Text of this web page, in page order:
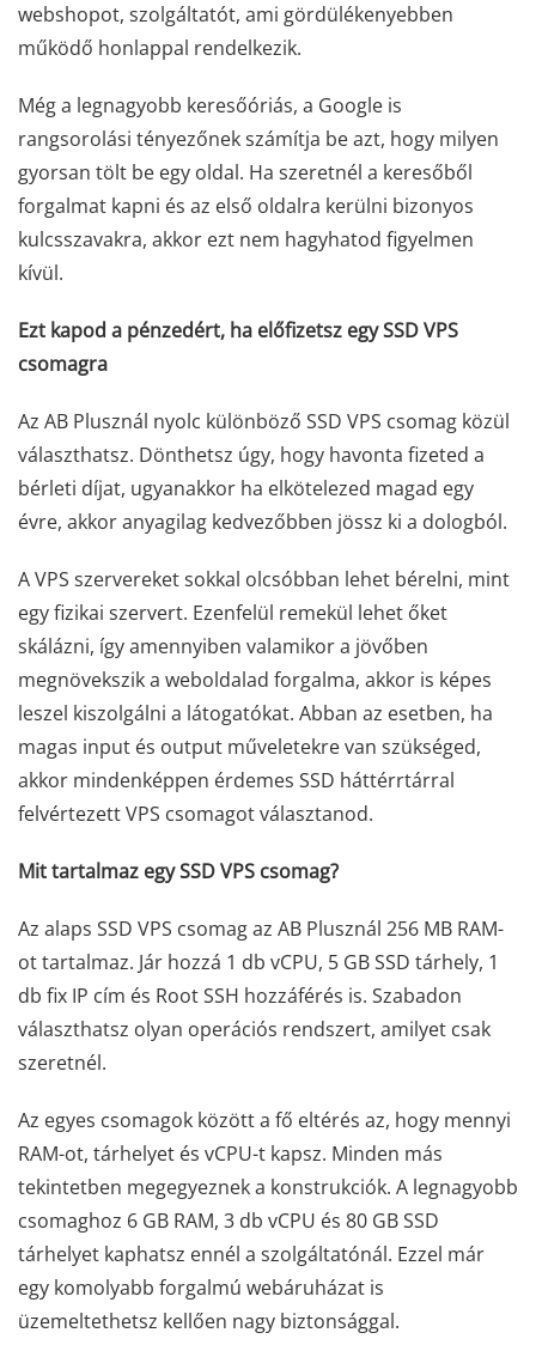
webshopot, szolgáltatót, ami gördülékenyebben
működő honlappal rendelkezik.
Még a legnagyobb keresőóriás, a Google is
rangsorolási tényezőnek számítja be azt, hogy milyen
gyorsan tölt be egy oldal. Ha szeretnél a keresőből
forgalmat kapni és az első oldalra kerülni bizonyos
kulcsszavakra, akkor ezt nem hagyhatod figyelmen
kívül.
Ezt kapod a pénzedért, ha előfizetsz egy SSD VPS
csomagra
Az AB Plusznál nyolc különböző SSD VPS csomag közül
választhatsz. Dönthetsz úgy, hogy havonta fizeted a
bérleti díjat, ugyanakkor ha elkötelezed magad egy
évre, akkor anyagilag kedvezőbben jössz ki a dologból.
A VPS szervereket sokkal olcsóbban lehet bérelni, mint
egy fizikai szervert. Ezenfelül remekül lehet őket
skálázni, így amennyiben valamikor a jövőben
megnövekszik a weboldalad forgalma, akkor is képes
leszel kiszolgálni a látogatókat. Abban az esetben, ha
magas input és output műveletekre van szükséged,
akkor mindenképpen érdemes SSD háttérrtárral
felvértezett VPS csomagot választanod.
Mit tartalmaz egy SSD VPS csomag?
Az alaps SSD VPS csomag az AB Plusznál 256 MB RAM-
ot tartalmaz. Jár hozzá 1 db vCPU, 5 GB SSD tárhely, 1
db fix IP cím és Root SSH hozzáférés is. Szabadon
választhatsz olyan operációs rendszert, amilyet csak
szeretnél.
Az egyes csomagok között a fő eltérés az, hogy mennyi
RAM-ot, tárhelyet és vCPU-t kapsz. Minden más
tekintetben megegyeznek a konstrukciók. A legnagyobb
csomaghoz 6 GB RAM, 3 db vCPU és 80 GB SSD
tárhelyet kaphatsz ennél a szolgáltatónál. Ezzel már
egy komolyabb forgalmú webáruházat is
üzemeltethetsz kellően nagy biztonsággal.